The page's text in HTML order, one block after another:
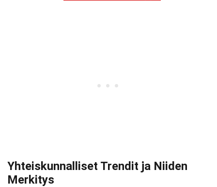
Yhteiskunnalliset Trendit ja Niiden
Merkitys